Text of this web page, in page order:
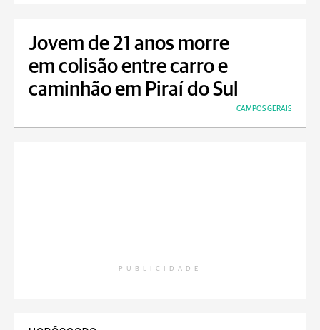
Jovem de 21 anos morre
em colisão entre carro e
caminhão em Piraí do Sul
CAMPOS GERAIS
PUBLICIDADE